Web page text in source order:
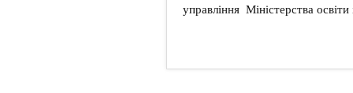
управління Міністерства